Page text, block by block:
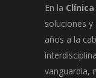
En la
soluciones
años a la
vanguardia,